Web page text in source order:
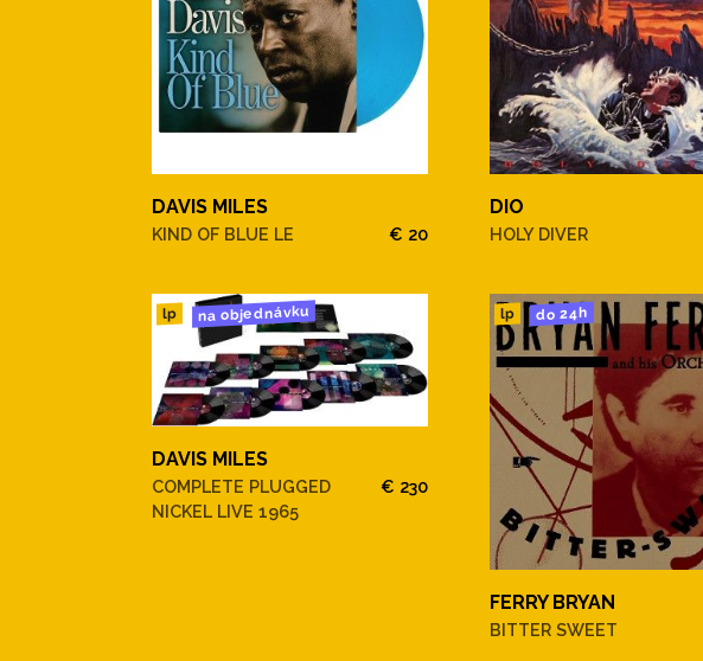
DAVIS MILES
KIND OF BLUE LE € 20
DIO
HOLY DIVER
lp na objednávku
DAVIS MILES
COMPLETE PLUGGED
NICKEL LIVE 1965
€ 230
lp do 24h
FERRY BRYAN
BITTER SWEET